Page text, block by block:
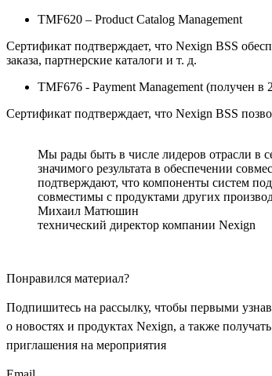
TMF620 – Product Catalog Management
Сертификат подтверждает, что Nexign BSS
заказа, партнерские каталоги и т. д.
TMF676 - Payment Management (получен в
Сертификат подтверждает, что Nexign BSS
Мы рады быть в числе лидеров отрасли в
значимого результата в обеспечении
подтверждают, что компоненты систем
совместимы с продуктами других
Михаил Матюшин
технический директор компании Nexign
Понравился материал?
Подпишитесь на рассылку, чтобы первыми
о новостях и продуктах Nexign, а также получать
приглашения на мероприятия